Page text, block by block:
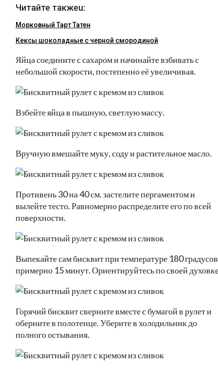
Читайте такжеu:
Морковный Тарт Татен
Кексы шоколадные с черной смородиной
Яйца соедините с сахаром и начинайте взбивать с
небольшой скорости, постепенно её увеличивая.
Взбейте яйца в пышную, светлую массу.
Вручную вмешайте муку, соду и растительное масло.
Противень 30 на 40 см. застелите пергаментом и
вылейте тесто. Равномерно распределите его по всей
поверхности.
Выпекайте сам бисквит при температуре 180
примерно 15 минут. Ориентируйтесь по своей
Горячий бисквит сверните вместе с бумагой в рулет и
оберните в полотенце. Уберите в холодильник до
полного остывания.